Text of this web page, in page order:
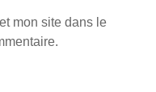
mon site dans le